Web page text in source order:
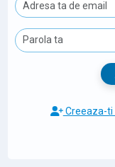
Creeaza-ti